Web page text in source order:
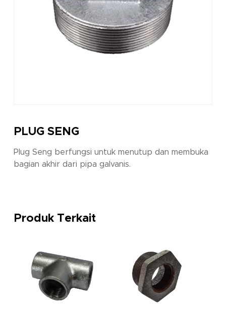
PLUG SENG
Plug Seng berfungsi untuk menutup dan membuka
bagian akhir dari pipa galvanis.
Produk Terkait